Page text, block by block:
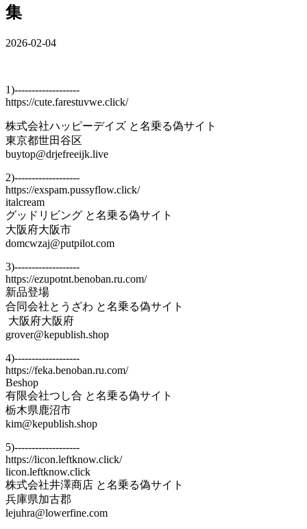
集
2026-02-04
1)-------------------
https://cute.farestuvwe.click/
株式会社ハッピーデイズ と名乗る偽サイト
東京都世田谷区
buytop@drjefreeijk.live
2)-------------------
https://exspam.pussyflow.click/
italcream
グッドリビング と名乗る偽サイト
大阪府大阪市
domcwzaj@putpilot.com
3)-------------------
https://ezupotnt.benoban.ru.com/
新品登場
合同会社とうざわ と名乗る偽サイト
大阪府大阪府
grover@kepublish.shop
4)-------------------
https://feka.benoban.ru.com/
Beshop
有限会社つし合 と名乗る偽サイト
栃木県鹿沼市
kim@kepublish.shop
5)-------------------
https://licon.leftknow.click/
licon.leftknow.click
株式会社井澤商店 と名乗る偽サイト
兵庫県加古郡
lejuhra@lowerfine.com